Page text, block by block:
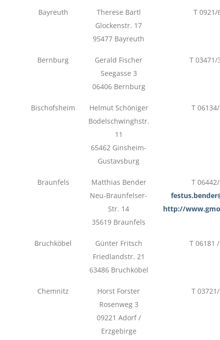
Bayreuth
Therese Bartl
Glockenstr. 17
95477 Bayreuth
T 0921/
Bernburg
Gerald Fischer
Seegasse 3
06406 Bernburg
T 03471/
Bischofsheim
Helmut Schöniger
Bodelschwinghstr.
11
65462 Ginsheim-
Gustavsburg
T
Braunfels
Matthias Bender
Neu-Braunfelser-
Str. 14
35619 Braunfels
T
http://
Bruchköbel
Günter Fritsch
Friedlandstr. 21
63486 Bruchköbel
T 06181
Chemnitz
Horst Forster
Rosenweg 3
09221 Adorf /
Erzgebirge
T